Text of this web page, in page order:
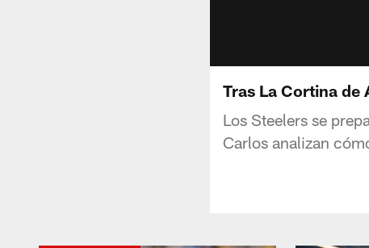
Tras La Cortina de
Los Steelers se
Carlos analizan